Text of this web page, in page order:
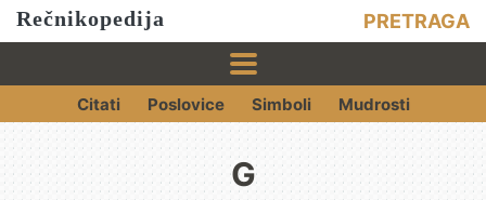
Rečnikopedija PRETRAGA
Citati Poslovice Simboli Mudrosti
G